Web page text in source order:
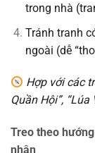
trong nhà
Tránh tranh
ngoài (dễ
Hợp với các
Quần Hội”,
Treo theo
nhân